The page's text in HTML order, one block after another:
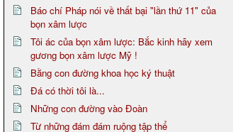
Báo chí Pháp nói về thất bại "lần thứ 11" của
bọn xâm lược
Tôi ác của bọn xâm lược: Bắc kinh hãy xem
gương bọn xâm lược Mỹ !
Bằng con đường khoa học ký thuật
Đá có thời tôi là...
Những con đường vào Đoàn
Từ những đám đám ruộng tập thể
Page 6